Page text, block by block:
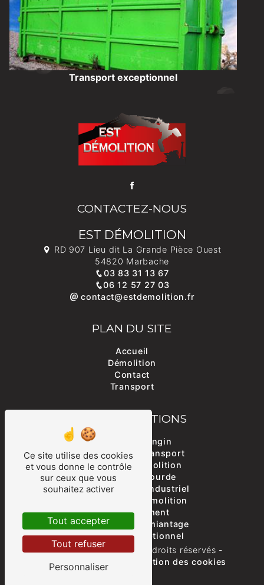
Transport exceptionnel
CONTACTEZ-NOUS
EST DÉMOLITION
RD 907 Lieu dit La Grande Pièce Ouest
54820 Marbache
03 83 31 13 67
06 12 57 27 03
contact@estdemolition.fr
PLAN DU SITE
Accueil
Démolition
Contact
Transport
NOS PRESTATIONS
Transport d'engin
Entreprise de transport
Travaux de démolition
Manutention lourde
Démantèlement industriel
Entreprise de démolition
Curage bâtiment
Travaux de désamiantage
Transport exceptionnel
Vistalid- 2026 - Tous droits réservés -
Mentions légales
Gestion des cookies
Ce site utilise des cookies
et vous donne le contrôle
sur ceux que vous
souhaitez activer
Tout accepter
Tout refuser
Personnaliser